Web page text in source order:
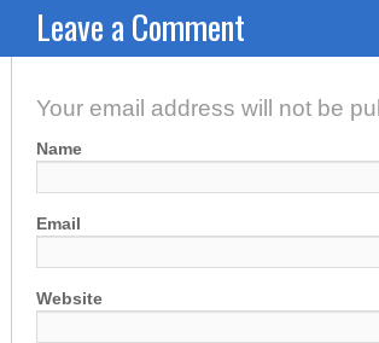
Leave a Comment
Your email address will not be
Name
Email
Website